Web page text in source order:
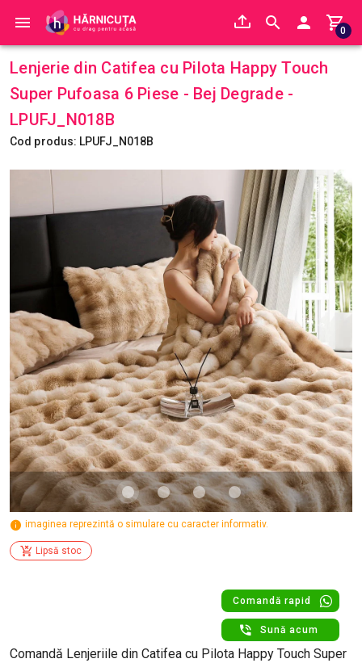
0
Lenjerie din Catifea cu Pilota Happy Touch
Super Pufoasa 6 Piese - Bej Degrade -
LPUFJ_N018B
Cod produs: LPUFJ_N018B
imaginea reprezintă o simulare cu caracter informativ.
Lipsă stoc
Comandă rapid
Sună acum
Comandă Lenjeriile din Catifea cu Pilota Happy Touch Super